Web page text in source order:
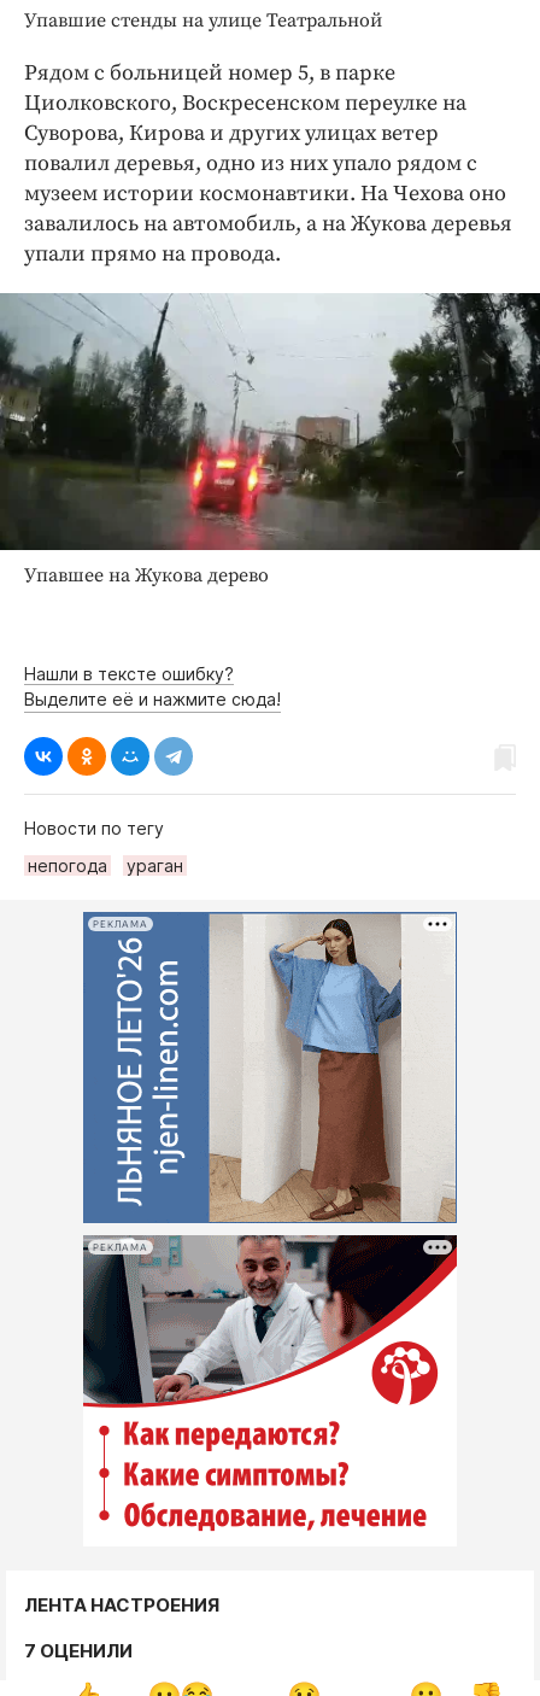
Упавшие стенды на улице Театральной
Рядом с больницей номер 5, в парке
Циолковского, Воскресенском переулке на
Суворова, Кирова и других улицах ветер
повалил деревья, одно из них упало рядом с
музеем истории космонавтики. На Чехова оно
завалилось на автомобиль, а на Жукова деревья
упали прямо на провода.
Упавшее на Жукова дерево
Нашли в тексте ошибку?
Выделите её и нажмите сюда!
Новости по тегу
непогода
ураган
РЕКЛАМА
РЕКЛАМА
ЛЕНТА НАСТРОЕНИЯ
7 ОЦЕНИЛИ